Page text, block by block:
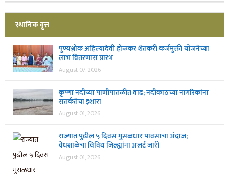
स्थानिक वृत्त
पुण्यश्लोक अहिल्यादेवी होळकर शेतकरी कर्जमुक्ती योजनेच्या
लाभ वितरणास प्रारंभ
August 07, 2026
कृष्णा नदीच्या पाणीपातळीत वाढ; नदीकाठच्या नागरिकांना
सतर्कतेचा इशारा
August 01, 2026
राज्यात पुढील ५ दिवस मुसळधार पावसाचा अंदाज;
वेधशाळेचा विविध जिल्ह्यांना अलर्ट जारी
August 01, 2026